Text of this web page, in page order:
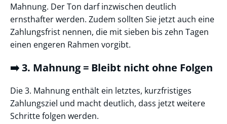
Mahnung. Der Ton darf inzwischen deutlich
ernsthafter werden. Zudem sollten Sie jetzt auch eine
Zahlungsfrist nennen, die mit sieben bis zehn Tagen
einen engeren Rahmen vorgibt.
➡️ 3. Mahnung = Bleibt nicht ohne Folgen
Die 3. Mahnung enthält ein letztes, kurzfristiges
Zahlungsziel und macht deutlich, dass jetzt weitere
Schritte folgen werden.